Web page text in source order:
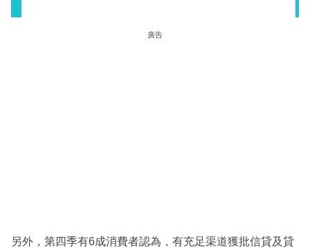
廣告
另外，第四季有6成消費者認為，有充足渠道獲批信貸及貸